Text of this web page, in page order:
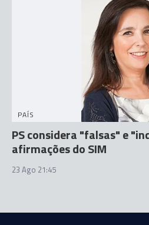
PAÍS
PS considera "falsas" e
afirmações do SIM
23 Ago 21:45